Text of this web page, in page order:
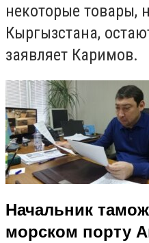
некоторые товары,
Кыргызстана,
заявляет Каримов.
Начальник
морском порту